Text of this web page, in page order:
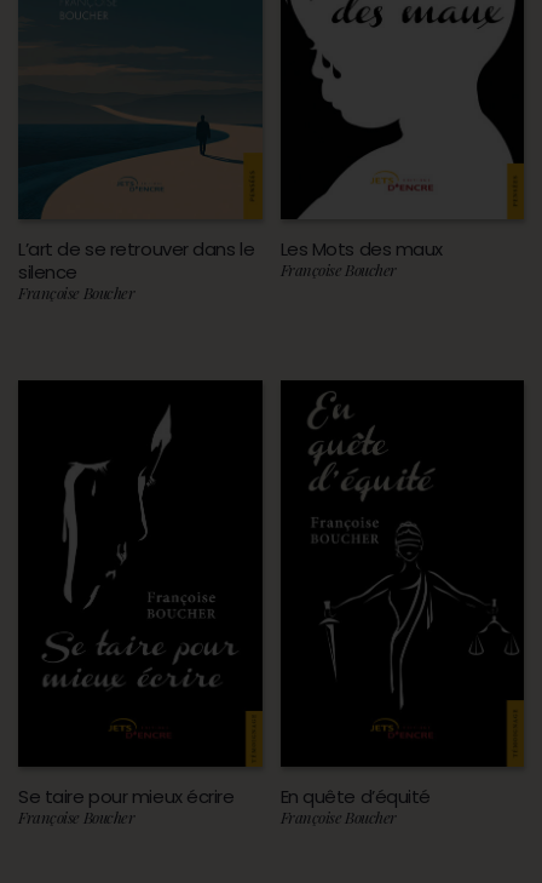
L’art de se retrouver dans le
silence
Françoise Boucher
Les Mots des maux
Françoise Boucher
Se taire pour mieux écrire
Françoise Boucher
En quête d’équité
Françoise Boucher